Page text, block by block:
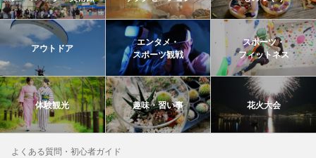
アウトドア
エンタメ・
スポーツ観戦
スポーツ・
フィットネス
体験観光 趣味・習い事 花火大会
よくある質問・初心者ガイド